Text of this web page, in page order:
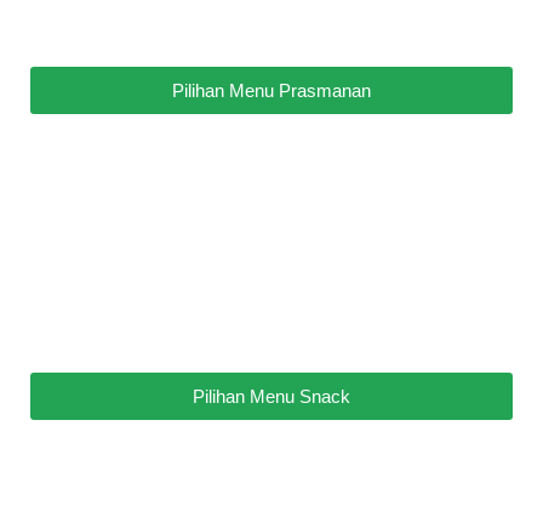
Pilihan Menu Prasmanan
Pilihan Menu Snack